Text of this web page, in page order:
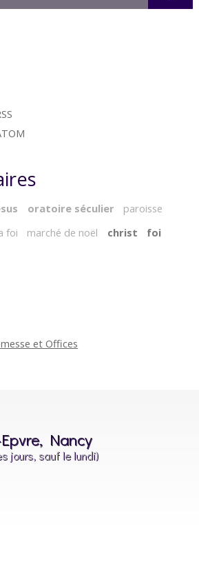
oratoire séculier
paroisse
foi marché de noël christ foi
et Offices
Nancy
jours, sauf le lundi)